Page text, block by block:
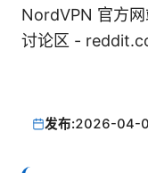
NordVPN 官方
讨论区 -
发布:2026-04-